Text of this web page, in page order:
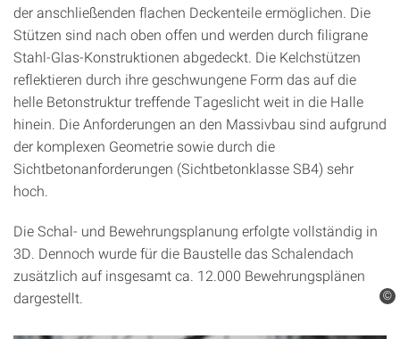
©
der anschließenden flachen Deckenteile ermöglichen. Die
Stützen sind nach oben offen und werden durch filigrane
Stahl-Glas-Konstruktionen abgedeckt. Die Kelchstützen
reflektieren durch ihre geschwungene Form das auf die
helle Betonstruktur treffende Tageslicht weit in die Halle
hinein. Die Anforderungen an den Massivbau sind aufgrund
der komplexen Geometrie sowie durch die
Sichtbetonanforderungen (Sichtbetonklasse SB4) sehr
hoch.
Die Schal- und Bewehrungsplanung erfolgte vollständig in
3D. Dennoch wurde für die Baustelle das Schalendach
zusätzlich auf insgesamt ca. 12.000 Bewehrungsplänen
dargestellt.